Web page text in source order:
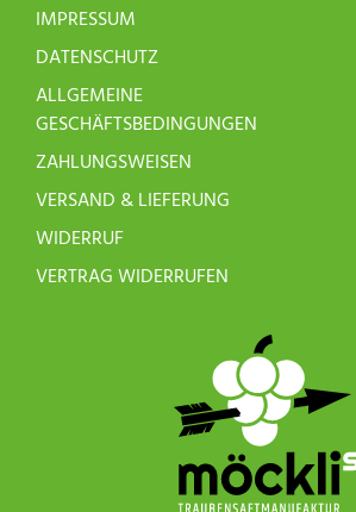
IMPRESSUM
DATENSCHUTZ
ALLGEMEINE
GESCHÄFTSBEDINGUNGEN
ZAHLUNGSWEISEN
VERSAND & LIEFERUNG
WIDERRUF
VERTRAG WIDERRUFEN